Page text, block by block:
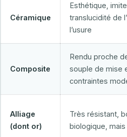
Céramique
Esthétique,
translucidité de
l’usure
Composite
Rendu proche
souple de mise
contraintes
Alliage
(dont or)
Très résistant,
biologique, mais